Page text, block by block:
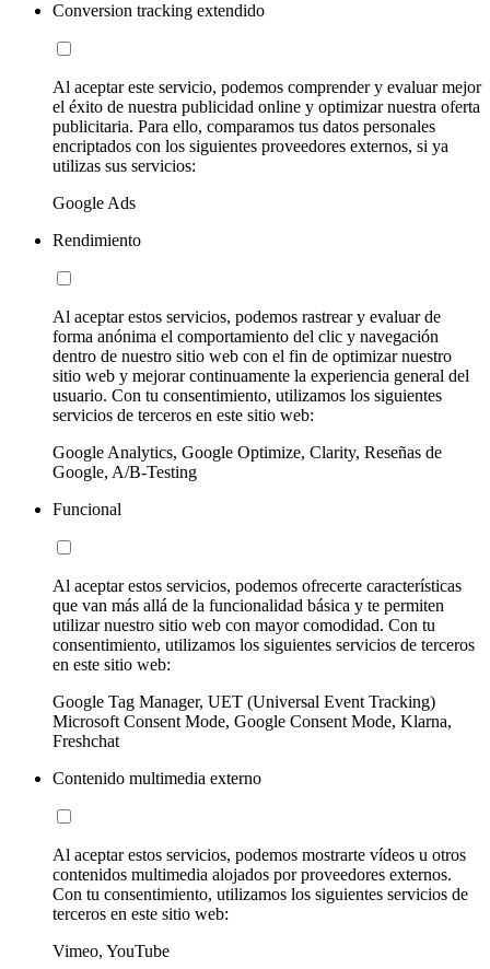
Conversion tracking extendido
Al aceptar este servicio, podemos comprender y evaluar mejor
el éxito de nuestra publicidad online y optimizar nuestra oferta
publicitaria. Para ello, comparamos tus datos personales
encriptados con los siguientes proveedores externos, si ya
utilizas sus servicios:
Google Ads
Rendimiento
Al aceptar estos servicios, podemos rastrear y evaluar de
forma anónima el comportamiento del clic y navegación
dentro de nuestro sitio web con el fin de optimizar nuestro
sitio web y mejorar continuamente la experiencia general del
usuario. Con tu consentimiento, utilizamos los siguientes
servicios de terceros en este sitio web:
Google Analytics, Google Optimize, Clarity, Reseñas de
Google, A/B-Testing
Funcional
Al aceptar estos servicios, podemos ofrecerte características
que van más allá de la funcionalidad básica y te permiten
utilizar nuestro sitio web con mayor comodidad. Con tu
consentimiento, utilizamos los siguientes servicios de terceros
en este sitio web:
Google Tag Manager, UET (Universal Event Tracking)
Microsoft Consent Mode, Google Consent Mode, Klarna,
Freshchat
Contenido multimedia externo
Al aceptar estos servicios, podemos mostrarte vídeos u otros
contenidos multimedia alojados por proveedores externos.
Con tu consentimiento, utilizamos los siguientes servicios de
terceros en este sitio web:
Vimeo, YouTube